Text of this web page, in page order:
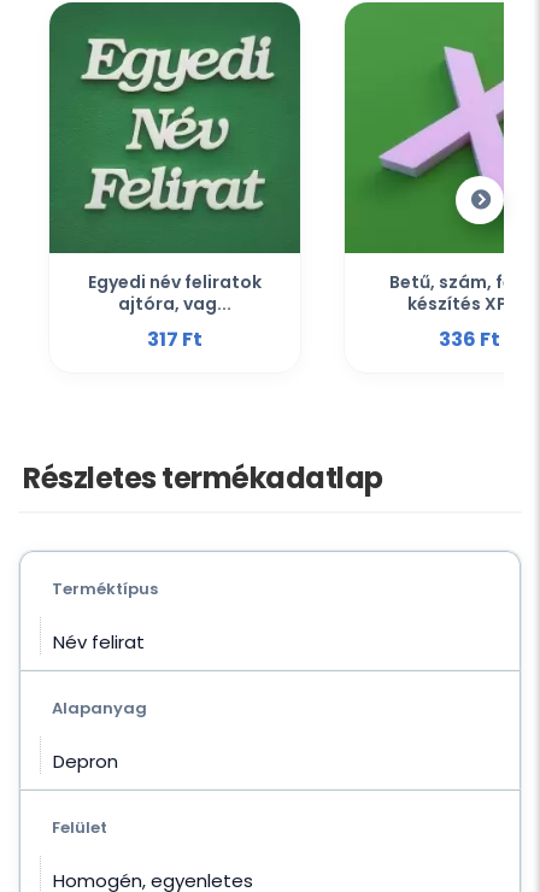
Egyedi név feliratok
ajtóra, vag...
317 Ft‎
Betű, szám,
készítés XPS...
336 Ft‎
Részletes termékadatlap
Terméktípus
Név felirat
Alapanyag
Depron
Felület
Homogén, egyenletes